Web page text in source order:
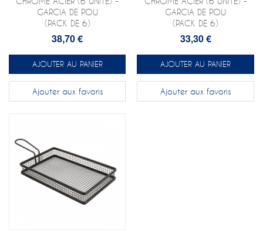
GARCIA DE POU
(PACK DE 6)
38,70 €
AJOUTER AU PANIER
Ajouter aux favoris
GARCIA DE POU
(PACK DE 6)
33,30 €
AJOUTER AU PANIER
Ajouter aux favoris